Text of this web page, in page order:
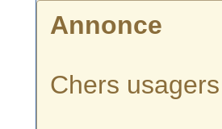
Annonce
Chers